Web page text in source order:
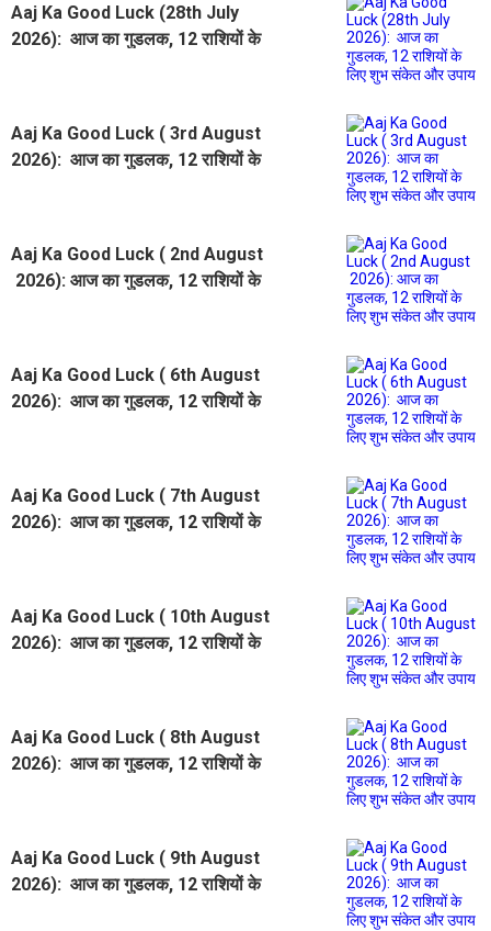
Aaj Ka Good Luck (28th July
2026): आज का गुडलक, 12 राशियों के
Aaj Ka Good Luck ( 3rd August
2026): आज का गुडलक, 12 राशियों के
Aaj Ka Good Luck ( 2nd August
2026): आज का गुडलक, 12 राशियों के
Aaj Ka Good Luck ( 6th August
2026): आज का गुडलक, 12 राशियों के
Aaj Ka Good Luck ( 7th August
2026): आज का गुडलक, 12 राशियों के
Aaj Ka Good Luck ( 10th August
2026): आज का गुडलक, 12 राशियों के
Aaj Ka Good Luck ( 8th August
2026): आज का गुडलक, 12 राशियों के
Aaj Ka Good Luck ( 9th August
2026): आज का गुडलक, 12 राशियों के